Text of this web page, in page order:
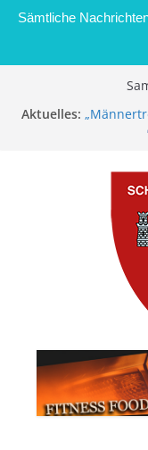
Sämtliche
Aktuelles:
der
Brand in
Kontrolle
Stadt